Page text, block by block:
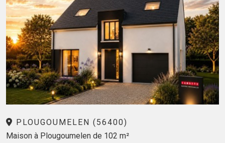
PLOUGOUMELEN (56400)
Maison à Plougoumelen de 102 m²